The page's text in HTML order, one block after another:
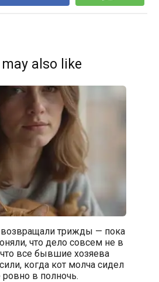
also like
возвращали трижды — пока
что дело совсем не в
все бывшие хозяева
когда кот молча сидел
в полночь.